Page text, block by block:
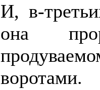
И, в-
она